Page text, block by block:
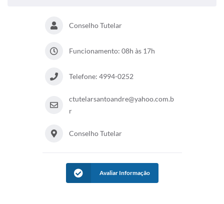
Declaração de Rendimentos
FAQ - Perguntas Frequentes
Iluminação Pública
Conselho Tutelar
Funcionamento: 08h às 17h
Telefone: 4994-0252
ctutelarsantoandre@yahoo.com.b
r
Conselho Tutelar
Avaliar Informação